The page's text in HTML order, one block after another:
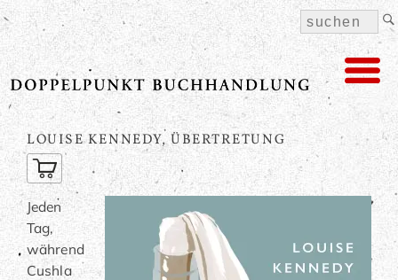
LOUISE KENNEDY, ÜBERTRETUNG
Jeden
Tag,
während
Cushla